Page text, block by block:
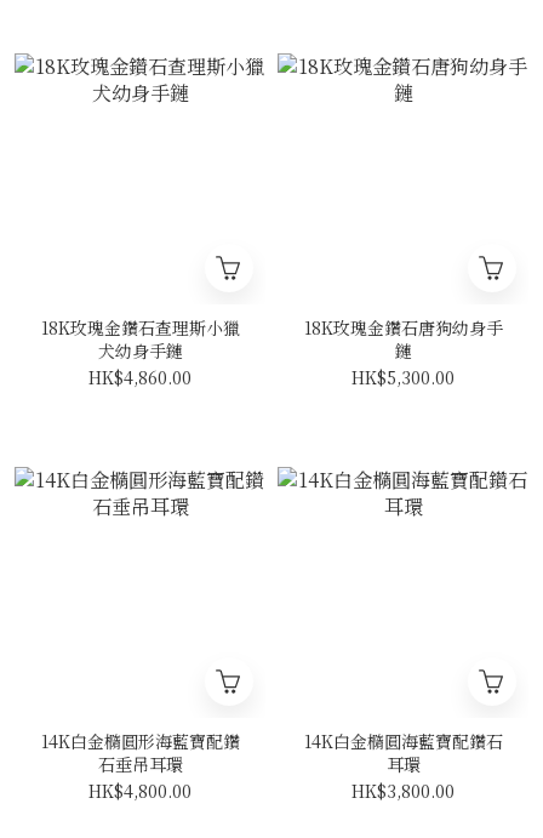
18K玫瑰金鑽石查理斯小獵
犬幼身手鏈
HK$4,860.00
18K玫瑰金鑽石唐狗幼身手
鏈
HK$5,300.00
14K白金橢圓形海藍寶配鑽
石垂吊耳環
HK$4,800.00
14K白金橢圓海藍寶配鑽石
耳環
HK$3,800.00